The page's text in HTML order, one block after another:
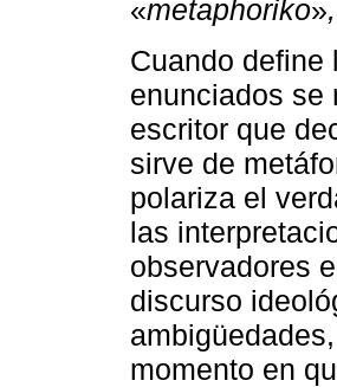
«metaphoriko»,
Cuando define
enunciados se
escritor que
sirve de
polariza el
las
observadores
discurso
momento en